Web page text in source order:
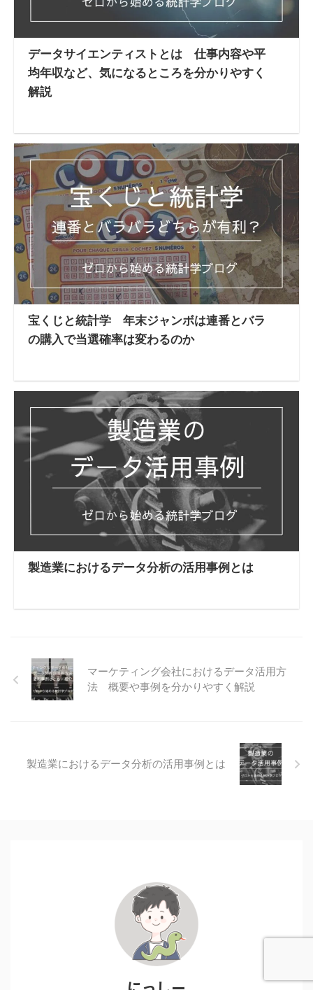
データサイエンティストとは 仕事内容や平
均年収など、気になるところを分かりやすく
解説
宝くじと統計学 年末ジャンボは連番とバラ
の購入で当選確率は変わるのか
製造業におけるデータ分析の活用事例とは
マーケティング会社におけるデータ活用方
法 概要や事例を分かりやすく解説
製造業におけるデータ分析の活用事例とは